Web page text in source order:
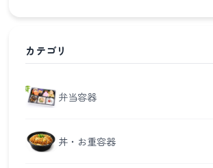
カテゴリ
弁当容器
丼・お重容器